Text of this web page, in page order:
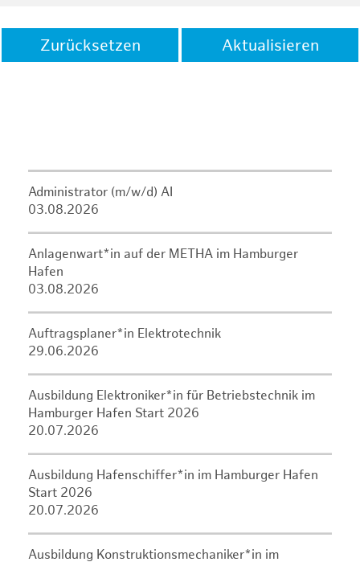
Zurücksetzen Aktualisieren
Administrator (m/w/d) AI
03.08.2026
Anlagenwart*in auf der METHA im Hamburger
Hafen
03.08.2026
Auftragsplaner*in Elektrotechnik
29.06.2026
Ausbildung Elektroniker*in für Betriebstechnik im
Hamburger Hafen Start 2026
20.07.2026
Ausbildung Hafenschiffer*in im Hamburger Hafen
Start 2026
20.07.2026
Ausbildung Konstruktionsmechaniker*in im